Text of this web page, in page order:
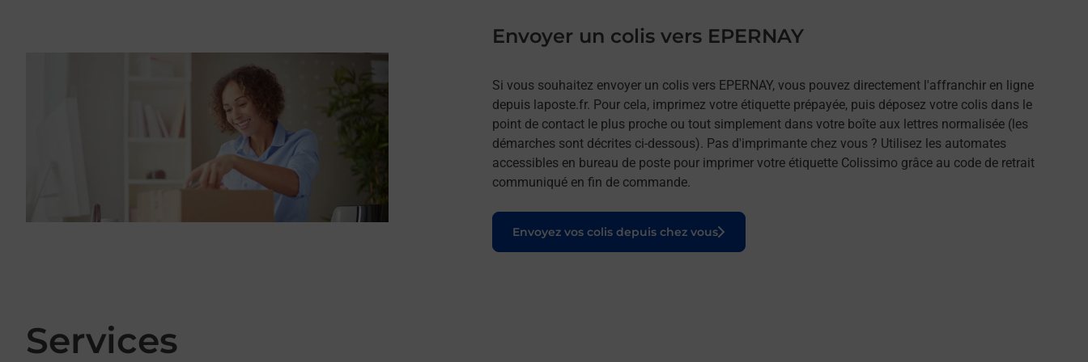
Envoyer un colis vers EPERNAY
Si vous souhaitez envoyer un colis vers EPERNAY, vous pouvez directement l'affranchir en ligne
depuis laposte.fr. Pour cela, imprimez votre étiquette prépayée, puis déposez votre colis dans le
point de contact le plus proche ou tout simplement dans votre boîte aux lettres normalisée (les
démarches sont décrites ci-dessous). Pas d'imprimante chez vous ? Utilisez les automates
accessibles en bureau de poste pour imprimer votre étiquette Colissimo grâce au code de retrait
communiqué en fin de commande.
Envoyez vos colis depuis chez vous
Le lien s'ouvre dans un nouvel onglet
Services